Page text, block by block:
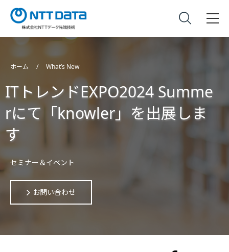
ホーム What’s New
ITトレンドEXPO2024 Summe
rにて「knowler」を出展しま
す
セミナー＆イベント
お問い合わせ